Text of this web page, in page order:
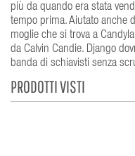
più da quando era stata
tempo prima. Aiutato anche
moglie che si trova a
da Calvin Candie. Django
banda di schiavisti senza
PRODOTTI VISTI